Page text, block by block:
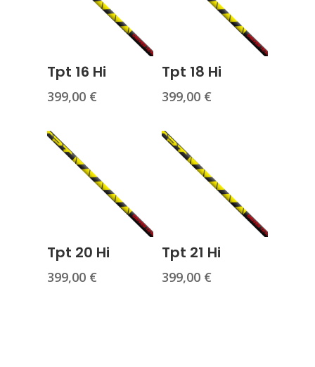
Tpt 16 Hi
399,00 €
Tpt 18 Hi
399,00 €
Tpt 20 Hi
399,00 €
Tpt 21 Hi
399,00 €